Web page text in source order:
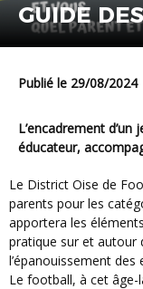
GUIDE
Publié le 29/08/2024
L’encadrement d’un jeune joueur est composé d’un triptyque :
éducateur,
Le District Oise de Football a choisi d’élaborer un guide des
parents pour les
apportera les
pratique sur et autour
l’épanouissement
Le football, à cet